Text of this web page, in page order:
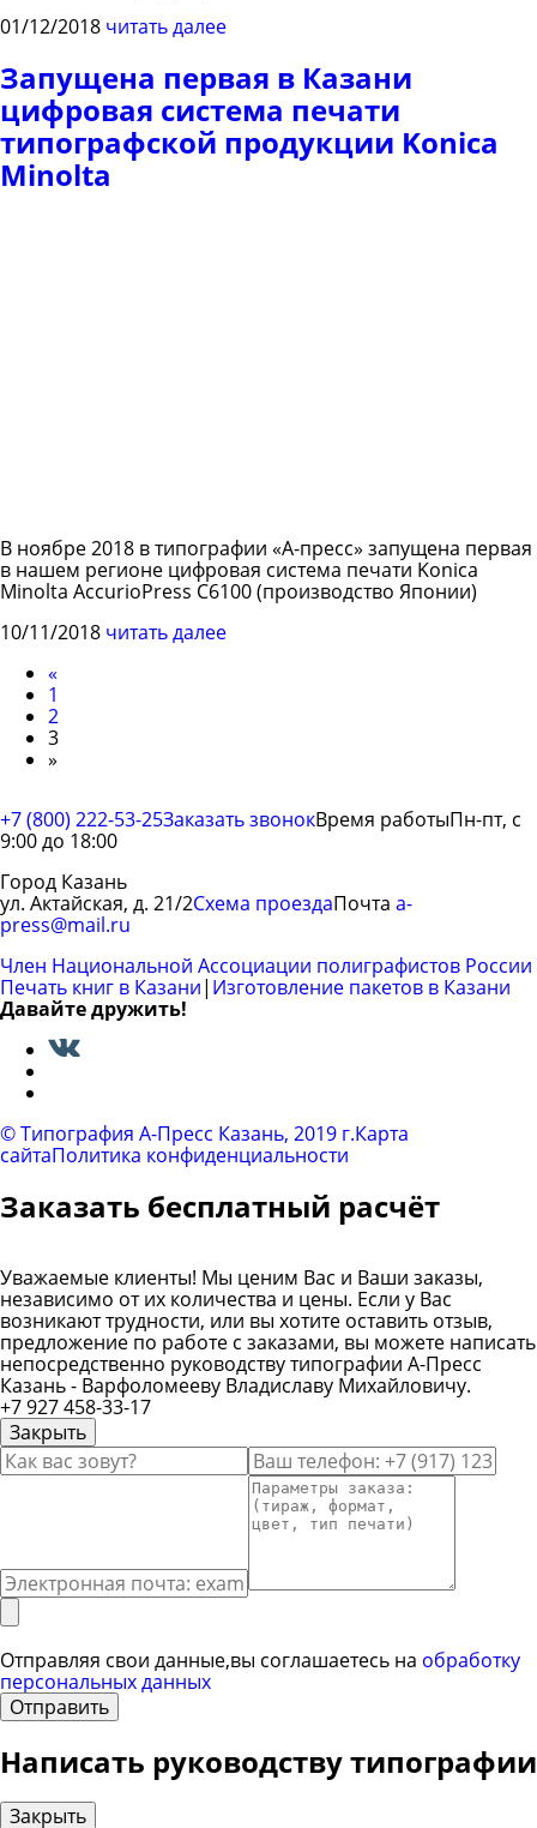
01/12/2018 читать далее
Запущена первая в Казани
цифровая система печати
типографской продукции Konica
Minolta
В ноябре 2018 в типографии «А-пресс» запущена первая
в нашем регионе цифровая система печати Konica
Minolta AccurioPress C6100 (производство Японии)
10/11/2018 читать далее
«
1
2
3
»
+7 (800) 222-53-25Заказать звонокВремя работыПн-пт, с
9:00 до 18:00
Город Казань
ул. Актайская, д. 21/2Схема проездаПочта a-
press@mail.ru
Член Национальной Ассоциации полиграфистов России
Печать книг в Казани| Изготовление пакетов в Казани
Давайте дружить!
Вконтакте
© Типография A-Пресс Казань, 2019 г.Карта
сайтаПолитика конфиденциальности
Заказать бесплатный расчёт
Уважаемые клиенты! Мы ценим Вас и Ваши заказы,
независимо от их количества и цены. Если у Вас
возникают трудности, или вы хотите оставить отзыв,
предложение по работе с заказами, вы можете написать
непосредственно руководству типографии А-Пресс
Казань - Варфоломееву Владиславу Михайловичу.
+7 927 458-33-17
Закрыть
Ввод вашего имени
Ввод вашего телефона
Ввод вашего сообщения
Отправляя свои данные,вы соглашаетесь на обработку
персональных данных
Отправить
Написать руководству типографии
Закрыть